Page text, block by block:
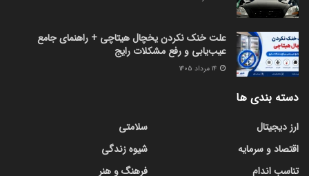
علت خنک نکردن یخچال هیتاچی + راهنمای جامع
عیب‌یابی و رفع مشکلات رایج
دسته بندی ها
ارز دیجیتال
اقتصاد و سرمایه
تناسب اندام
سلامتی
شیوه زندگی
فرهنگ و هنر